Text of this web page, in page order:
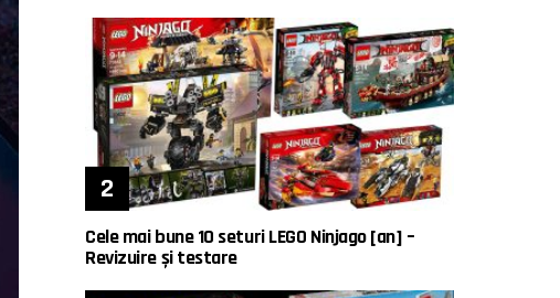
Cele mai bune 10 seturi LEGO Ninjago [an] –
Revizuire și testare